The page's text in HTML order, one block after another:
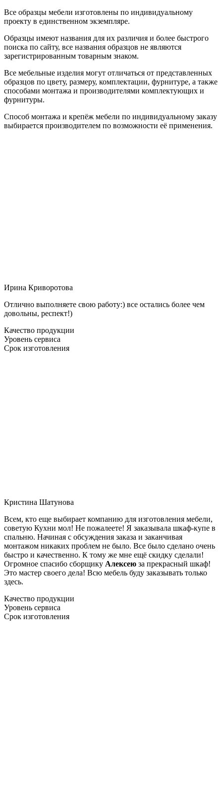
Все образцы мебели изготовлены по индивидуальному
проекту в единственном экземпляре.
Образцы имеют названия для их различия и более быстрого
поиска по сайту, все названия образцов не являются
зарегистрированным товарным знаком.
Все мебельные изделия могут отличаться от представленных
образцов по цвету, размеру, комплектации, фурнитуре, а также
способами монтажа и производителями комплектующих и
фурнитуры.
Способ монтажа и крепёж мебели по индивидуальному заказу
выбирается производителем по возможности её применения.
Ирина Криворотова
Отлично выполняете свою работу:) все остались более чем
довольны, респект!)
Качество продукции
Уровень сервиса
Срок изготовления
Кристина Шатунова
Всем, кто еще выбирает компанию для изготовления мебели,
советую Кухни мол! Не пожалеете! Я заказывала шкаф-купе в
спальню. Начиная с обсуждения заказа и заканчивая
монтажом никаких проблем не было. Все было сделано очень
быстро и качественно. К тому же мне ещё скидку сделали!
Огромное спасибо сборщику Алексею за прекрасный шкаф!
Это мастер своего дела! Всю мебель буду заказывать только
здесь.
Качество продукции
Уровень сервиса
Срок изготовления